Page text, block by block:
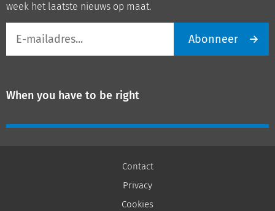
week het laatste nieuws op maat.
mailadres
Abonneer
When you have to be right
Contact
Privacy
Cookies